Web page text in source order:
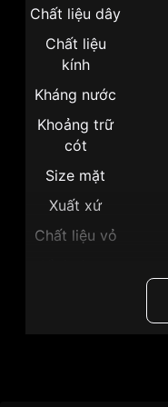
Chất liệu dây
Chất liệu
kính
Kháng nước
Khoảng trữ
cót
Size mặt
Xuất xứ
Chất liệu vỏ